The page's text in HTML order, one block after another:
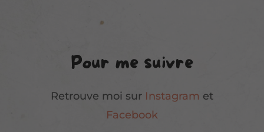
Pour me suivre
Retrouve moi sur Instagram et
Facebook